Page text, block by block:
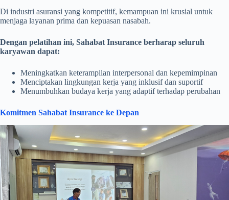
Di industri asuransi yang kompetitif, kemampuan ini krusial untuk
menjaga layanan prima dan kepuasan nasabah.
Dengan pelatihan ini, Sahabat Insurance berharap seluruh
karyawan dapat:
Meningkatkan keterampilan interpersonal dan kepemimpinan
Menciptakan lingkungan kerja yang inklusif dan suportif
Menumbuhkan budaya kerja yang adaptif terhadap perubahan
Komitmen Sahabat Insurance ke Depan